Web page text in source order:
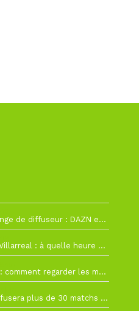
La Liga change de diffuseur : DAZN et Disney+ remplacent beIN Sports !
RC Lens – Villarreal : à quelle heure et sur quelle chaîne voir la finale de la Como Cup ?
Como Cup : comment regarder les matchs du RC Lens en direct ?
Ligue 1+ diffusera plus de 30 matchs amicaux avant la reprise de la Ligue 1